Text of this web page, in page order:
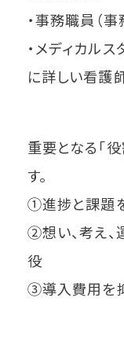
・事務職員（
・メディカル
に詳しい看護
重要となる「
す。
①進捗と課題
②想い、考え
役
③導入費用を